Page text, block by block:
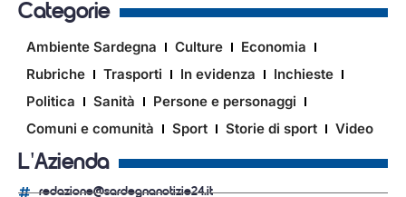
Categorie
Ambiente Sardegna Culture
Economia
Rubriche
Trasporti In evidenza
Inchieste
Politica
Sanità
Persone e personaggi
Comuni e comunità
Sport Storie di sport Video
L'Azienda
redazione@sardegnanotizie24.it